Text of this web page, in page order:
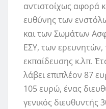
αντιστοίχως αφορά
ευθύνης των
και των Σωμάτων
ΕΣΥ, των
εκπαίδευσης κ.λπ.
λάβει επιπλέον 87
105 ευρώ, ένας
γενικός διευθυντής